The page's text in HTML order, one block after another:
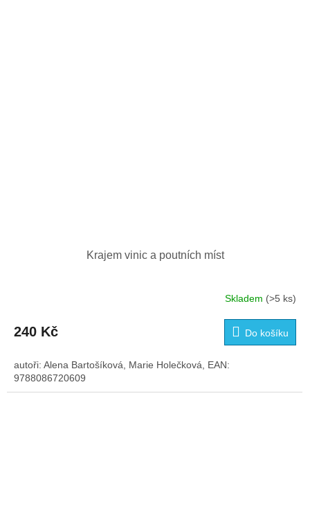
Krajem vinic a poutních míst
Skladem (>5 ks)
240 Kč Do košíku
autoři: Alena Bartošíková, Marie Holečková, EAN:
9788086720609